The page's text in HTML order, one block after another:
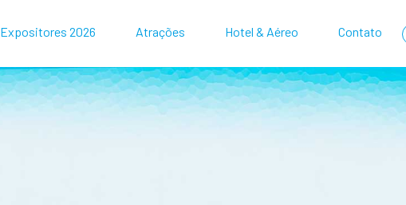
Expositores 2026 Atrações Hotel & Aéreo Contato